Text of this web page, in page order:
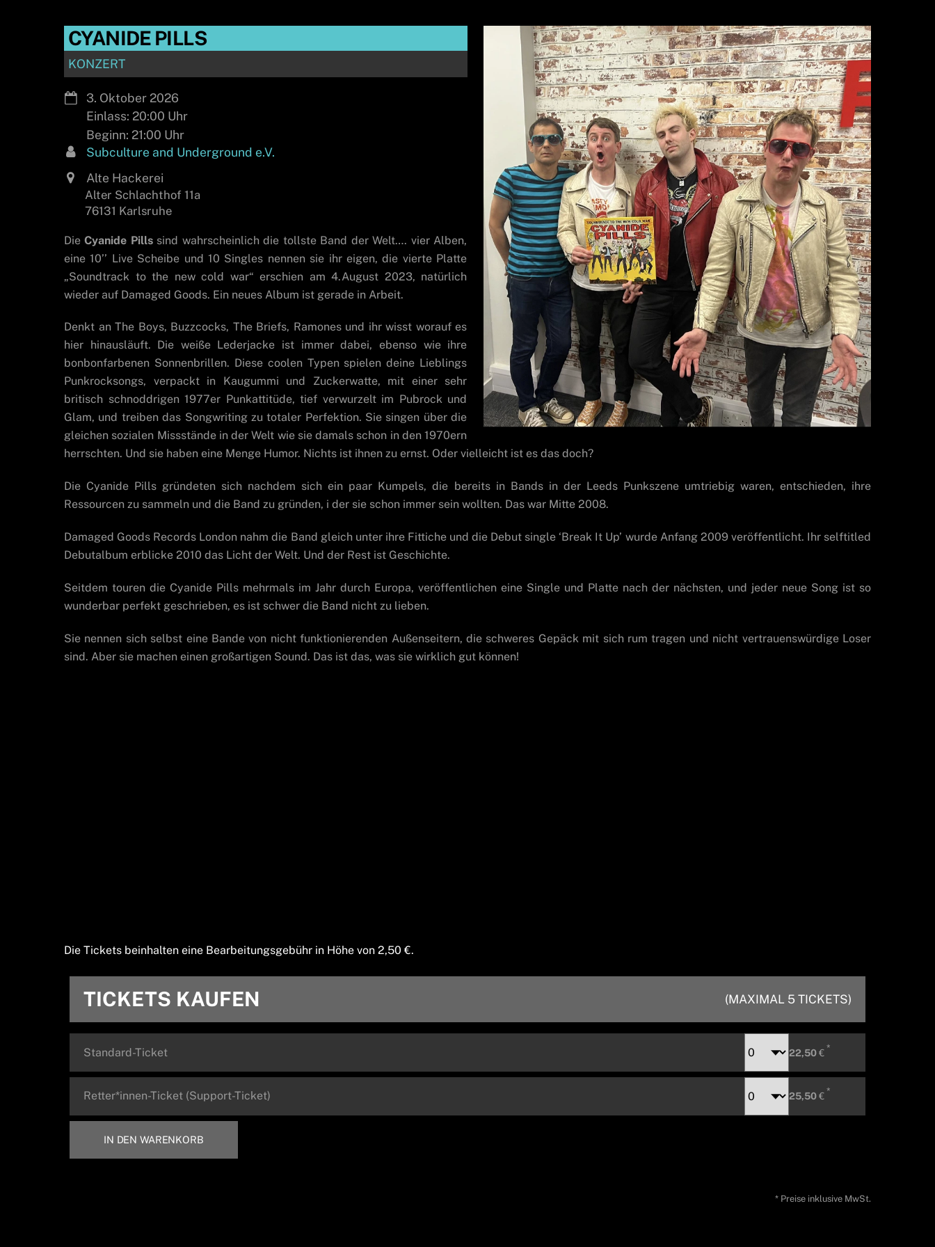
CYANIDE PILLS
KONZERT
3. Oktober 2026
21:00
Einlass: 20:00
Subculture and Underground e.V.
Alte Hackerei
Alter Schlachthof 11a
76131 Karlsruhe
DieCyanide Pillssind wahrscheinlich die tollste Band der Welt…. vier Alben,
eine 10’’ Live Scheibe und 10 Singles nennen sie ihr eigen, die vierte Platte
„Soundtrack to the new cold war“ erschien am 4.August 2023, natürlich
wieder auf Damaged Goods. Ein neues Album ist gerade in Arbeit.
Denkt an The Boys, Buzzcocks, The Briefs, Ramones und ihr wisst worauf es
hier hinausläuft. Die weiße Lederjacke ist immer dabei, ebenso wie ihre
bonbonfarbenen Sonnenbrillen. Diese coolen Typen spielen deine Lieblings
Punkrocksongs, verpackt in Kaugummi und Zuckerwatte, mit einer sehr
britisch schnoddrigen 1977er Punkattitüde, tief verwurzelt im Pubrock und
Glam, und treiben das Songwriting zu totaler Perfektion. Sie singen über die
gleichen sozialen Missstände in der Welt wie sie damals schon in den 1970ern
herrschten. Und sie haben eine Menge Humor. Nichts ist ihnen zu ernst. Oder vielleicht ist es das doch?
Die Cyanide Pills gründeten sich nachdem sich ein paar Kumpels, die bereits in Bands in der Leeds Punkszene umtriebig waren, entschieden, ihre
Ressourcen zu sammeln und die Band zu gründen, i der sie schon immer sein wollten. Das war Mitte 2008.
Damaged Goods Records London nahm die Band gleich unter ihre Fittiche und die Debut single ‘Break It Up’ wurde Anfang 2009 veröffentlicht. Ihr selftitled
Debutalbum erblicke 2010 das Licht der Welt. Und der Rest ist Geschichte.
Seitdem touren die Cyanide Pills mehrmals im Jahr durch Europa, veröffentlichen eine Single und Platte nach der nächsten, und jeder neue Song ist so
wunderbar perfekt geschrieben, es ist schwer die Band nicht zu lieben.
Sie nennen sich selbst eine Bande von nicht funktionierenden Außenseitern, die schweres Gepäck mit sich rum tragen und nicht vertrauenswürdige Loser
sind. Aber sie machen einen großartigen Sound. Das ist das, was sie wirklich gut können!
Die Tickets beinhalten eine Bearbeitungsgebühr in Höhe von 2,50 €.
TICKETS KAUFEN
Standard-Ticket 22,50€
Retter*innen-Ticket (Support-Ticket) 25,50€
IN DEN WARENKORB